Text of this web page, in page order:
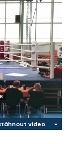
video